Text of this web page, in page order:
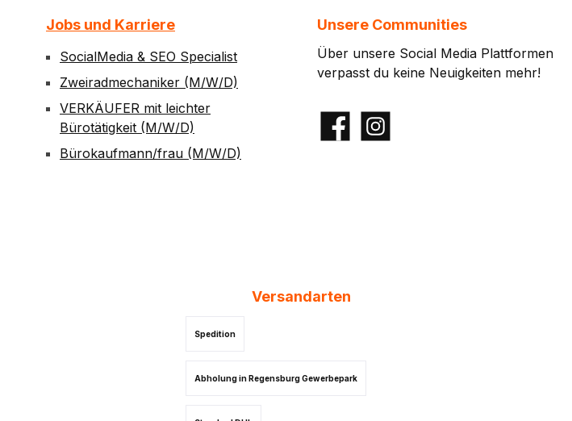
Jobs und Karriere
SocialMedia & SEO Specialist
Zweiradmechaniker (M/W/D)
VERKÄUFER mit leichter
Bürotätigkeit (M/W/D)
Bürokaufmann/frau (M/W/D)
Unsere Communities
Über unsere Social Media Plattformen
verpasst du keine Neuigkeiten mehr!
FacebookInstagram
Versandarten
Spedition
Abholung in Regensburg Gewerbepark